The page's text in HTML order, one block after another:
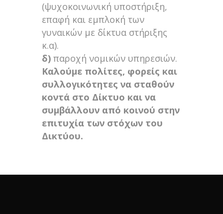
(ψυχοκοινωνική υποστήριξη,
επαφή και εμπλοκή των
γυναικών με δίκτυα στήριξης
κ.α).
δ) παροχή νομικών υπηρεσιών.
Καλούμε πολίτες, φορείς και
συλλογικότητες να σταθούν
κοντά στο Δίκτυο και να
συμβάλλουν από κοινού στην
επιτυχία των στόχων του
Δικτύου.